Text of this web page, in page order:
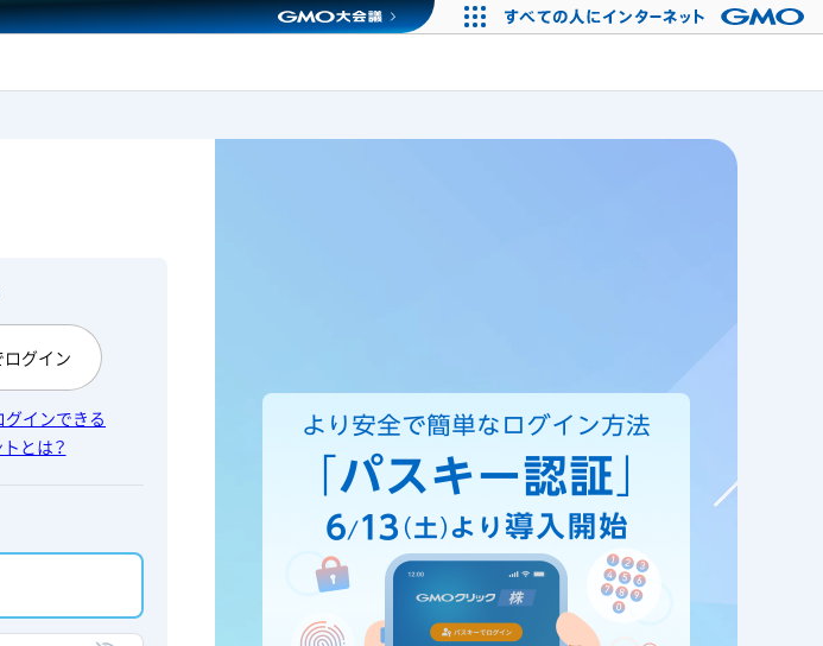
ログイン
インできる
とは？